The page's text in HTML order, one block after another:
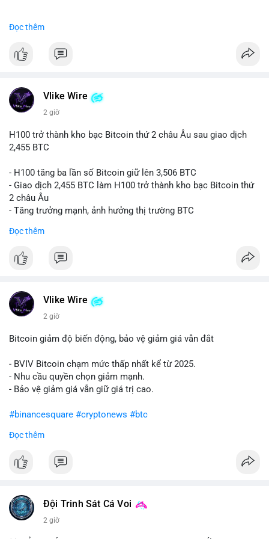
📰 Nguồn: CoinDesk
Đọc thêm
Vlike Wire
2 giờ
H100 trở thành kho bạc Bitcoin thứ 2 châu Âu sau giao dịch
2,455 BTC
- H100 tăng ba lần số Bitcoin giữ lên 3,506 BTC
- Giao dịch 2,455 BTC làm H100 trở thành kho bạc Bitcoin thứ
2 châu Âu
- Tăng trưởng mạnh, ảnh hưởng thị trường BTC
#binancesquare
$btc
📰 Nguồn: Cointelegraph
Đọc thêm
Vlike Wire
2 giờ
Bitcoin giảm độ biến động, bảo vệ giảm giá vẫn đắt
- BVIV Bitcoin chạm mức thấp nhất kể từ 2025.
- Nhu cầu quyền chọn giảm mạnh.
- Bảo vệ giảm giá vẫn giữ giá trị cao.
#binancesquare #cryptonews #btc
$btc
#vlikevn #titanbot
Đọc thêm
Đội Trinh Sát Cá Voi
2 giờ